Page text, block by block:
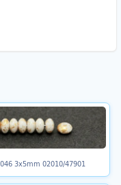
3x5mm 02010/47901